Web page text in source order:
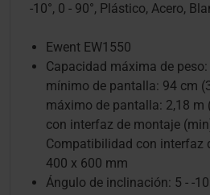
-10°, 0 - 90°, Plástico, Acero,
Ewent EW1550
Capacidad máxima de
mínimo de pantalla: 94 cm
máximo de pantalla: 2,18 m
con interfaz de montaje
Compatibilidad con interfaz
400 x 600 mm
Ángulo de inclinación: 5 - -